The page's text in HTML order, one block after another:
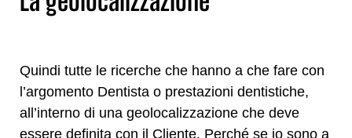
Quindi tutte le ricerche che hanno a che fare con
l’argomento Dentista o prestazioni dentistiche,
all’interno di una geolocalizzazione che deve
essere definita con il Cliente. Perché se io sono a